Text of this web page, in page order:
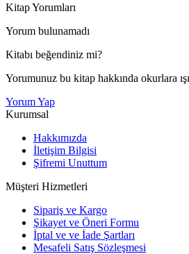
Kitap Yorumları
Yorum bulunamadı
Kitabı beğendiniz mi?
Yorumunuz bu kitap hakkında okurlara
Yorum Yap
Kurumsal
Hakkımızda
İletişim Bilgisi
Şifremi Unuttum
Müşteri Hizmetleri
Sipariş ve Kargo
Şikayet ve Öneri Formu
İptal ve ve İade Şartları
Mesafeli Satış Sözleşmesi